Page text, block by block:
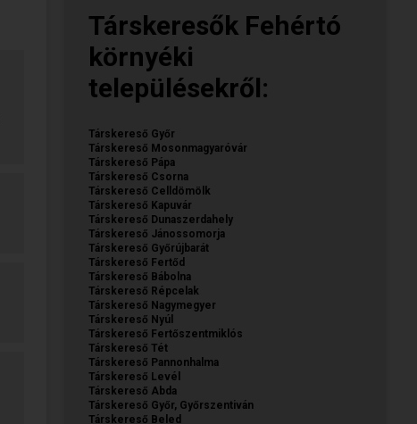
Társkeresők Fehértó
környéki
településekről:
Társkereső Győr
Társkereső Mosonmagyaróvár
Társkereső Pápa
Társkereső Csorna
Társkereső Celldömölk
Társkereső Kapuvár
Társkereső Dunaszerdahely
Társkereső Jánossomorja
Társkereső Győrújbarát
Társkereső Fertőd
Társkereső Bábolna
Társkereső Répcelak
Társkereső Nagymegyer
Társkereső Nyúl
Társkereső Fertőszentmiklós
Társkereső Tét
Társkereső Pannonhalma
Társkereső Levél
Társkereső Abda
Társkereső Győr, Győrszentiván
Társkereső Beled